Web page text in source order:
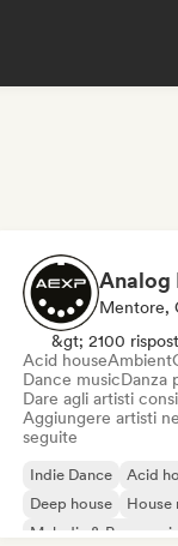
Analog
Mentore,
&gt; 2100
Acid houseAmbient
Dance musicDanza
Dare agli artisti
Aggiungere artisti
seguite
Indie Dance Acid
Deep house
House
Melodic &